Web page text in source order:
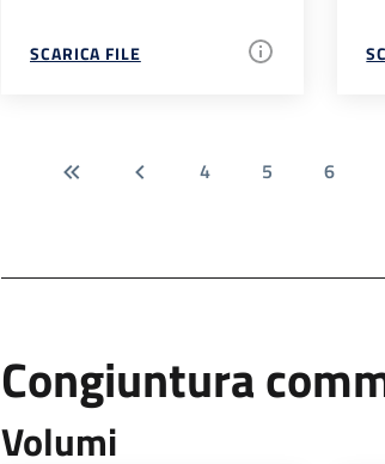
SCARICA FILE
4 5 6
Congiuntura
Volumi